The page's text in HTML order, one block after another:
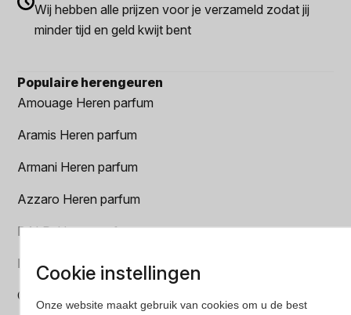
Wij hebben alle prijzen voor je verzameld zodat jij
minder tijd en geld kwijt bent
Populaire herengeuren
Amouage Heren parfum
Aramis Heren parfum
Armani Heren parfum
Azzaro Heren parfum
BALR. Heren parfum
BVLGARI Heren parfum
Chanel Heren parfum
Cookie instellingen
Onze website maakt gebruik van cookies om u de best